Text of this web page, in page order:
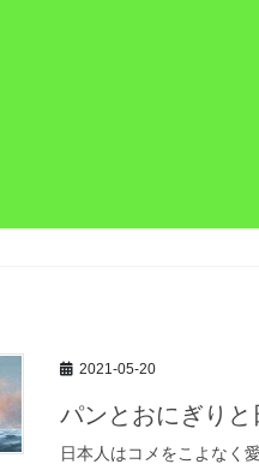
2021-05-20
パンとおにぎりと
日本人はコメをこよなく